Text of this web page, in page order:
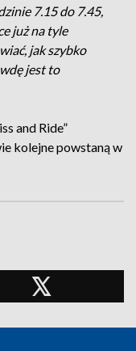
7.15 do 7.45,
już na tyle
jak szybko
jest to
and Ride”
kolejne powstaną w